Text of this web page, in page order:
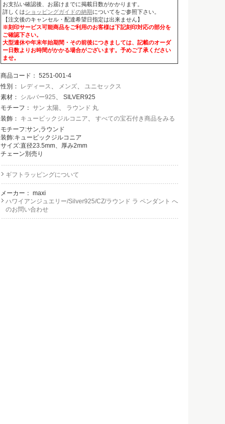
お支払い確認後、お届けまでに掲載日数がかかります。
詳しくはショッピングガイドの納期についてをご参照下さい。
【注文後のキャンセル・配達希望日指定は出来ません】
※刻印サービス可能商品をご利用のお客様は下記刻印対応の部分を
ご確認下さい。
大型連休や年末年始期間・その前後につきましては、記載のオーダ
ー日数よりお時間がかかる場合がございます。予めご了承ください
ませ。
商品コード： 5251-001-4
性別：
レディース、 メンズ、 ユニセックス
素材： シルバー925、 SILVER925
モチーフ： サン 太陽、 ラウンド 丸
装飾： キュービックジルコニア、 すべての宝石付き商品をみる
モチーフ:サン,ラウンド
装飾:キュービックジルコニア
サイズ:直径23.5mm、厚み2mm
チェーン別売り
ギフトラッピングについて
メーカー： maxi
ハワイアンジュエリー/Silver925/CZ/ラウンド ラ ペンダント へ
のお問い合わせ